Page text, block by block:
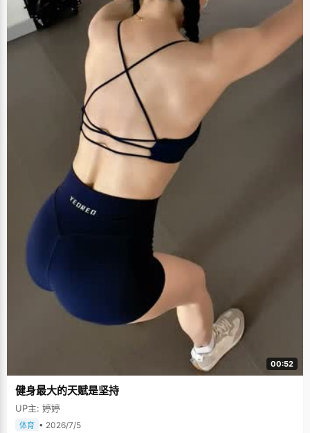
00:52
健身最大的天赋是坚持
UP主: 婷婷
体育 • 2026/7/5